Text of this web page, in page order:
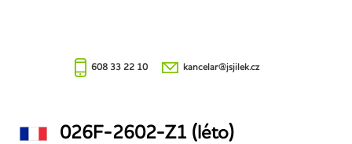
608 33 22 10 kancelar@jsjilek.cz
026F-2602-Z1 (léto)